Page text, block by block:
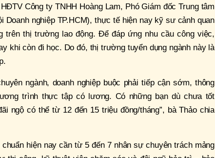
Công ty TNHH Hoàng Lam, Phó Giám đốc Trung tâm
Doanh nghiệp TP.HCM), thực tế hiện nay kỹ sư cảnh quan
trên thị trường lao động. Để đáp ứng nhu cầu công việc,
khi còn đi học. Do đó, thị trường tuyển dụng ngành này là
ngành, doanh nghiệp buộc phải tiếp cận sớm, thông
trình thực tập có lương. Có những bạn dù chưa tốt
ngộ có thể từ 12 đến 15 triệu đồng/tháng”, bà Thảo chia
hiện nay cần từ 5 đến 7 nhân sự chuyên trách mảng